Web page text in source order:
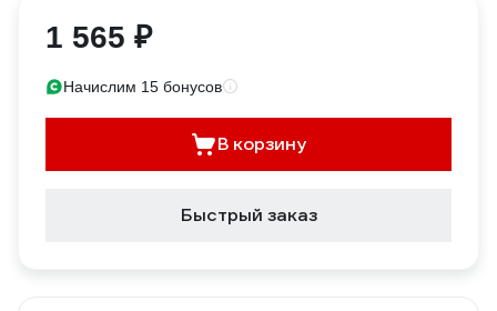
1 565 ₽
Начислим 15 бонусов
В корзину
Быстрый заказ